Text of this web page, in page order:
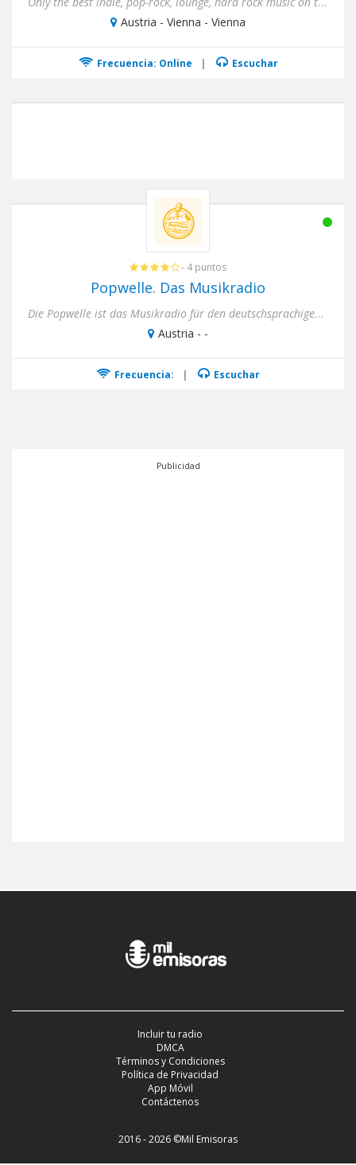
Austria - Vienna - Vienna
Frecuencia: Online | Escuchar
- 4 puntos
Popwelle. Das Musikradio
Die Popwelle ist das Musikradio für den deutschsprachigen Raum. Wir senden rund um die Uhr abwechslungsreiche Popmus...
Austria - -
Frecuencia: | Escuchar
Publicidad
Incluir tu radio
DMCA
Términos y Condiciones
Política de Privacidad
App Móvil
Contáctenos
2016 - 2026 ©Mil Emisoras